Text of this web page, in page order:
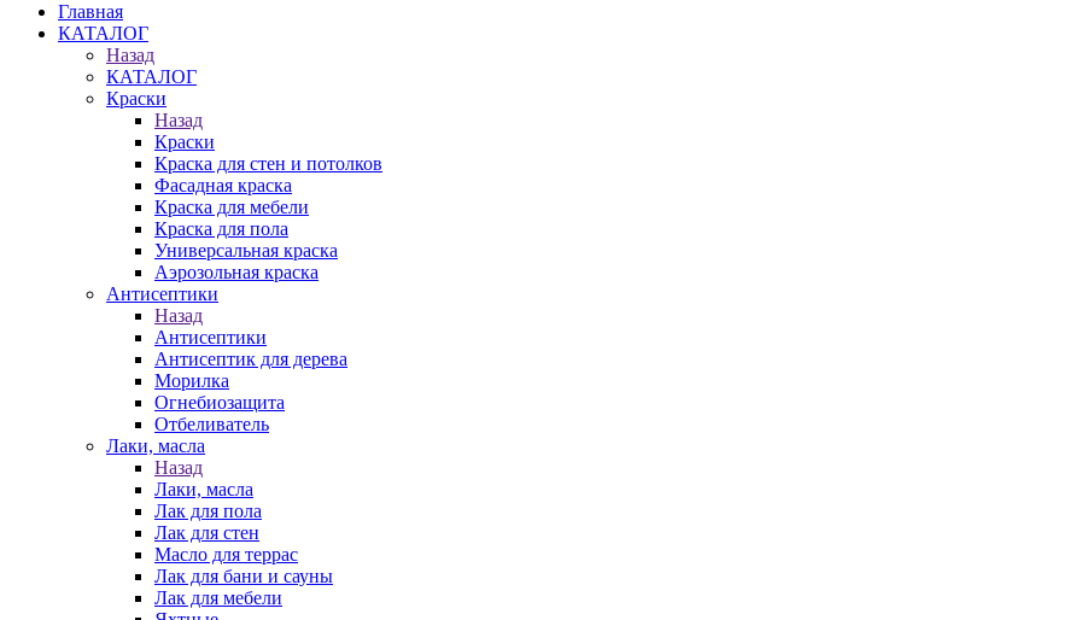
Главная
КАТАЛОГ
Назад
КАТАЛОГ
Краски
Назад
Краски
Краска для стен и потолков
Фасадная краска
Краска для мебели
Краска для пола
Универсальная краска
Аэрозольная краска
Антисептики
Назад
Антисептики
Антисептик для дерева
Морилка
Огнебиозащита
Отбеливатель
Лаки, масла
Назад
Лаки, масла
Лак для пола
Лак для стен
Масло для террас
Лак для бани и сауны
Лак для мебели